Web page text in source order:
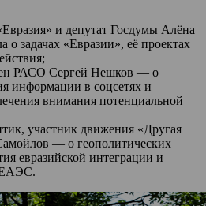
и депутат Госдумы Алёна
о задачах «Евразии», её проектах
РАСО Сергей Нешков — о
информации в соцсетях и
внимания потенциальной
участник движения «Другая
— о геополитических
евразийской интеграции и
ЕАЭС.